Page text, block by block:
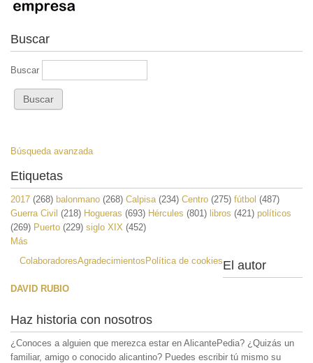
Buscar
Buscar
Búsqueda avanzada
Etiquetas
2017 (268) balonmano (268) Calpisa (234) Centro (275) fútbol (487)
Guerra Civil (218) Hogueras (693) Hércules (801) libros (421) políticos
(269) Puerto (229) siglo XIX (452)
Más
ColaboradoresAgradecimientos Política de cookiesEl autor
DAVID RUBIO
Haz historia con nosotros
¿Conoces a alguien que merezca estar en AlicantePedia? ¿Quizás un
familiar, amigo o conocido alicantino? Puedes escribir tú mismo su